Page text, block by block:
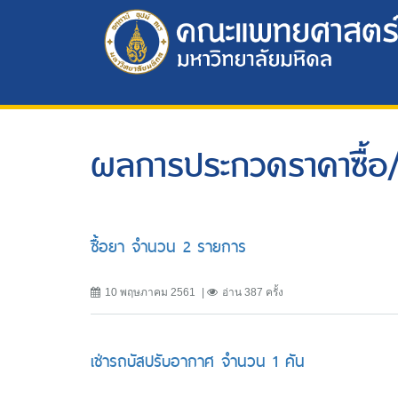
ผลการประกวดราคาซื้
ซื้อยา จำนวน 2 รายการ
10 พฤษภาคม 2561 อ่าน 387 ครั้ง
เช่ารถบัสปรับอากาศ จำนวน 1 คัน